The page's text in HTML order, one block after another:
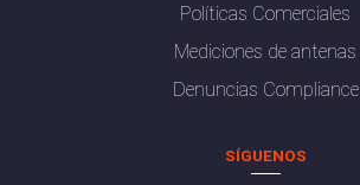
Políticas Comerciales
Mediciones de antenas
Denuncias Compliance
SÍGUENOS